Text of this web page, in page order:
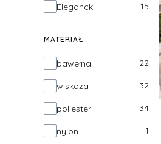
Elegancki 15
MATERIAŁ
Materiał
bawełna 22
wiskoza 32
poliester 34
nylon 1